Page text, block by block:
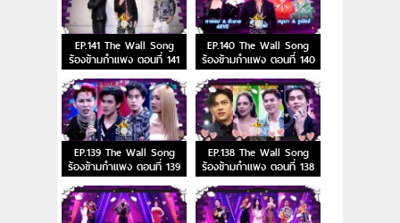
EP.141 The Wall Song
ร้องข้ามกำแพง ตอนที่ 141
EP.140 The Wall Song
ร้องข้ามกำแพง ตอนที่ 140
EP.139 The Wall Song
ร้องข้ามกำแพง ตอนที่ 139
EP.138 The Wall Song
ร้องข้ามกำแพง ตอนที่ 138